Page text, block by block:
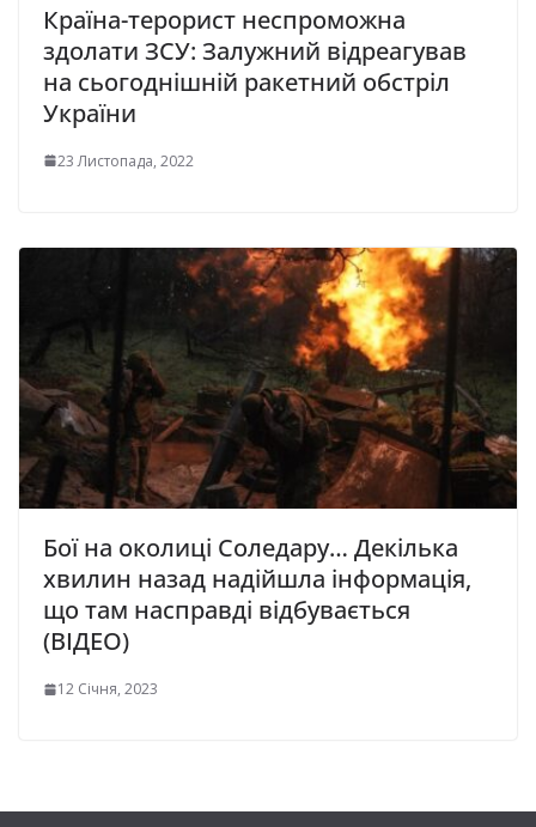
Країна-терорист неспроможна
здолати ЗСУ: Залужний відреагував
на сьогоднішній ракетний обстріл
України
23 Листопада, 2022
Бої на околиці Соледару… Декілька
хвилин назад надійшла інформація,
що там насправді відбувається
(ВІДЕО)
12 Січня, 2023